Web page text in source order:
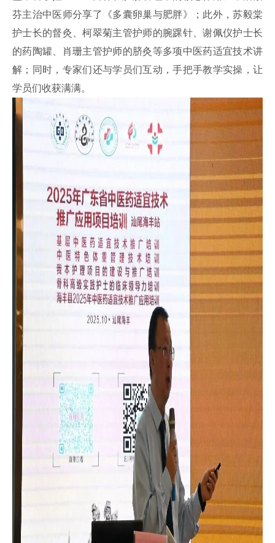
芬主治中医师分享了《多囊卵巢与肥胖》；此外，苏毅棠
护士长的督灸、柯翠菊主管护师的腕踝针、谢佩仪护士长
的药陶罐、肖珊主管护师的脐灸等多项中医药适宜技术讲
解 ；同时，专家们还与学员们互动，手把手教学实操 ，让
学员们收获满满。